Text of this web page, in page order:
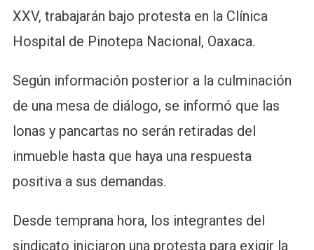
ISSSTE
De
XXV, trabajarán bajo protesta en la Clínica
Hospital de Pinotepa Nacional, Oaxaca.
Según información posterior a la culminación
de una mesa de diálogo, se informó que las
lonas y pancartas no serán retiradas del
inmueble hasta que haya una respuesta
positiva a sus demandas.
Desde temprana hora, los integrantes del
sindicato iniciaron una protesta para exigir la